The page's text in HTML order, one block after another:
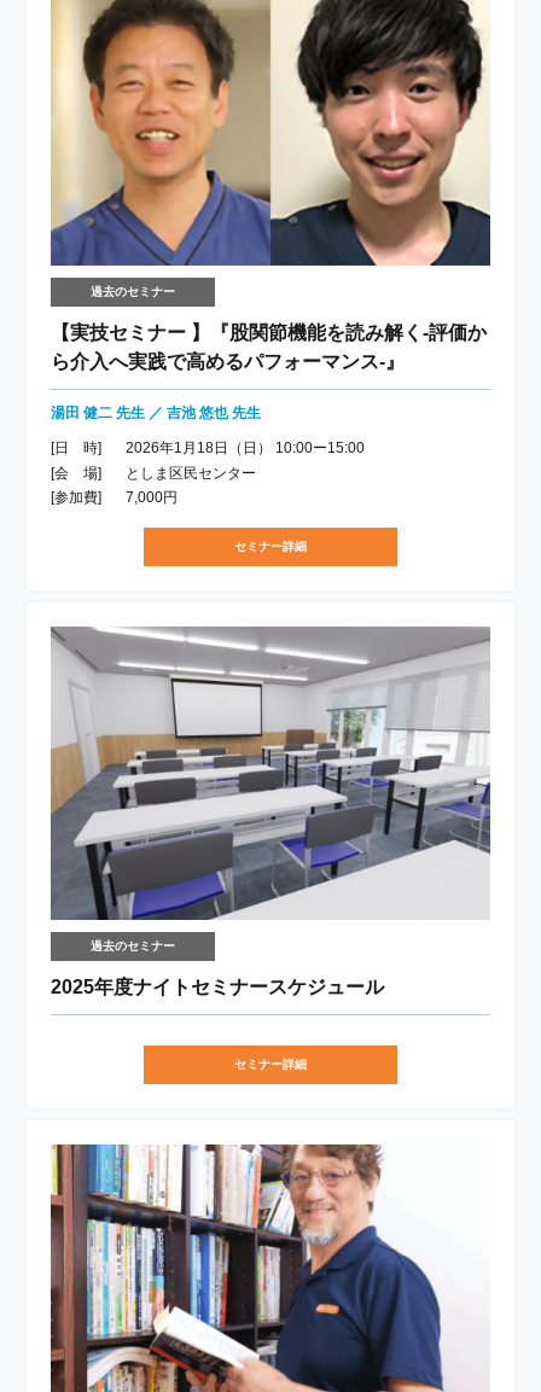
過去のセミナー
【実技セミナー 】『股関節機能を読み解く-評価か
ら介入へ実践で高めるパフォーマンス-』
湯田 健二 先生 ／ 吉池 悠也 先生
[日 時]
2026年1月18日（日） 10:00ー15:00
[会 場]
としま区民センター
[参加費]
7,000円
セミナー詳細
過去のセミナー
2025年度ナイトセミナースケジュール
セミナー詳細